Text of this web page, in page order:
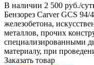
В наличии 2 500 руб./
Бензорез Carver GCS 94/
железобетона,
металлов, прочих
специализированными
материалу, при
Заказать товар